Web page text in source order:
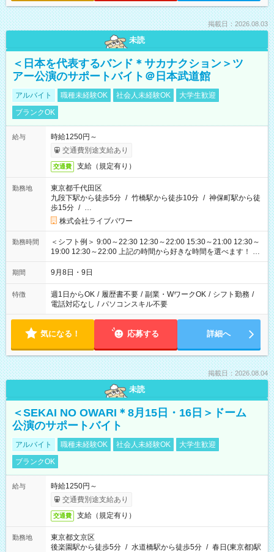
掲載日：2026.08.03
未読
＜日本を代表するバンド＊サカナクション＞ツ
アー公演のサポートバイト＠日本武道館
アルバイト 職種未経験OK 社会人未経験OK
大学生歓迎
ブランクOK
給与
時給1250円～
交通費別途支給あり
交通費 支給（規定有り）
勤務地
東京都千代田区
九段下駅から徒歩5分 / 竹橋駅から徒歩10分 / 神保町駅から徒
歩15分 / …
株式会社ライブパワー
勤務時間
＜シフト例＞ 9:00～22:30 12:30～22:00 15:30～21:00 12:30～
19:00 12:30～22:00 上記の時間から好きな時間を選べます！ ※
時間は変更となる可能性があります
期間 9月8日・9日
特徴 週1日からOK / 履歴書不要 / 副業・WワークOK / シフト勤務 /
電話対応なし / パソコンスキル不要
気になる！ 応募する 詳細へ
掲載日：2026.08.04
未読
＜SEKAI NO OWARI＊8月15日・16日＞ドーム
公演のサポートバイト
アルバイト 職種未経験OK 社会人未経験OK
大学生歓迎
ブランクOK
給与
時給1250円～
交通費別途支給あり
交通費 支給（規定有り）
勤務地
東京都文京区
後楽園駅から徒歩5分 / 水道橋駅から徒歩5分 / 春日(東京都)駅